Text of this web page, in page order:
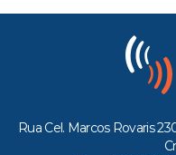
Rua Cel. Marcos Rovaris